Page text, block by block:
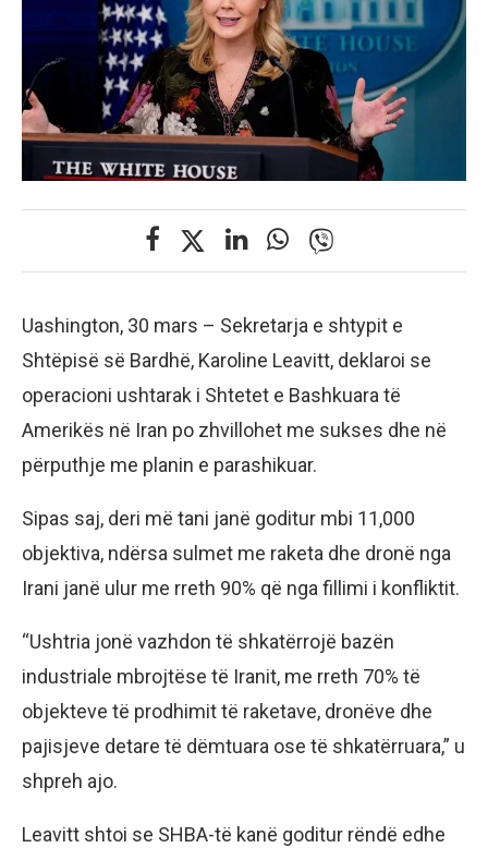
Uashington, 30 mars – Sekretarja e shtypit e
Shtëpisë së Bardhë, Karoline Leavitt, deklaroi se
operacioni ushtarak i Shtetet e Bashkuara të
Amerikës në Iran po zhvillohet me sukses dhe në
përputhje me planin e parashikuar.
Sipas saj, deri më tani janë goditur mbi 11,000
objektiva, ndërsa sulmet me raketa dhe dronë nga
Irani janë ulur me rreth 90% që nga fillimi i konfliktit.
“Ushtria jonë vazhdon të shkatërrojë bazën
industriale mbrojtëse të Iranit, me rreth 70% të
objekteve të prodhimit të raketave, dronëve dhe
pajisjeve detare të dëmtuara ose të shkatërruara,” u
shpreh ajo.
Leavitt shtoi se SHBA-të kanë goditur rëndë edhe